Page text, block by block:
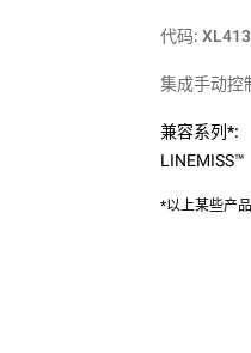
代码: XL413
集成手动控
兼容系列*:
LINEMISS™
*以上某些产